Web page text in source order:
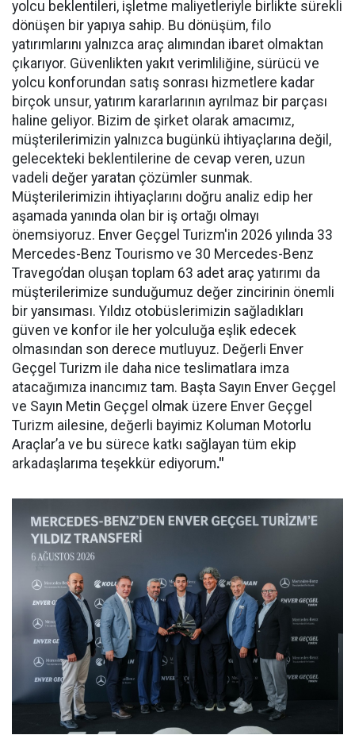
yolcu beklentileri, işletme maliyetleriyle birlikte sürekli
dönüşen bir yapıya sahip. Bu dönüşüm, filo
yatırımlarını yalnızca araç alımından ibaret olmaktan
çıkarıyor. Güvenlikten yakıt verimliliğine, sürücü ve
yolcu konforundan satış sonrası hizmetlere kadar
birçok unsur, yatırım kararlarının ayrılmaz bir parçası
haline geliyor. Bizim de şirket olarak amacımız,
müşterilerimizin yalnızca bugünkü ihtiyaçlarına değil,
gelecekteki beklentilerine de cevap veren, uzun
vadeli değer yaratan çözümler sunmak.
Müşterilerimizin ihtiyaçlarını doğru analiz edip her
aşamada yanında olan bir iş ortağı olmayı
önemsiyoruz. Enver Geçgel Turizm'in 2026 yılında 33
Mercedes-Benz Tourismo ve 30 Mercedes-Benz
Travego’dan oluşan toplam 63 adet araç yatırımı da
müşterilerimize sunduğumuz değer zincirinin önemli
bir yansıması. Yıldız otobüslerimizin sağladıkları
güven ve konfor ile her yolculuğa eşlik edecek
olmasından son derece mutluyuz. Değerli Enver
Geçgel Turizm ile daha nice teslimatlara imza
atacağımıza inancımız tam. Başta Sayın Enver Geçgel
ve Sayın Metin Geçgel olmak üzere Enver Geçgel
Turizm ailesine, değerli bayimiz Koluman Motorlu
Araçlar’a ve bu sürece katkı sağlayan tüm ekip
arkadaşlarıma teşekkür ediyorum."